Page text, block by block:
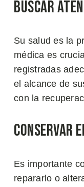
Buscar
Su salud es la
médica es
registradas
el alcance de
con la
Conservar
Es importante
repararlo o